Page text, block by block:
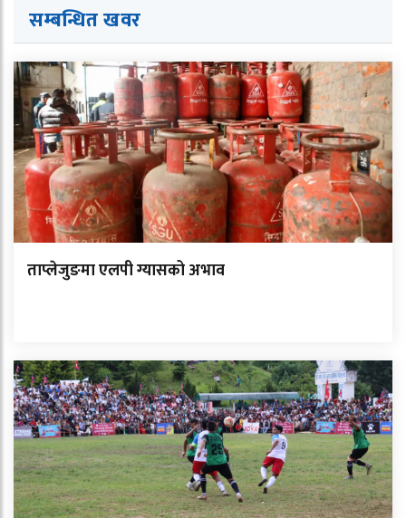
सम्बन्धित खवर
ताप्लेजुङमा एलपी ग्यासको अभाव